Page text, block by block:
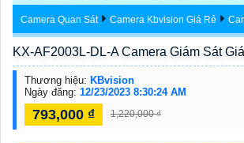
Camera Quan Sát Camera Kbvision Giá Rẻ
KX-AF2003L-DL-A Camera Giám Sát
Thương hiệu: KBvision
Ngày đăng: 12/23/2023 8:30:24 AM
793,000 ₫ 1,220,000 ₫